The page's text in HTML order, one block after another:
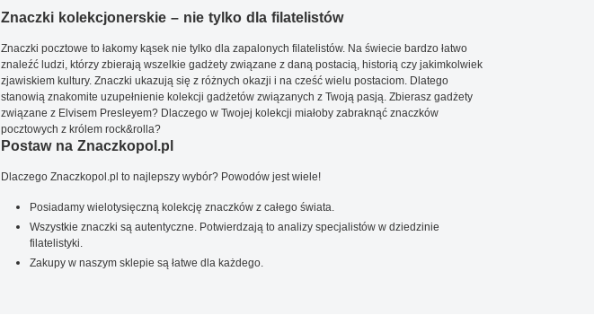
Znaczki kolekcjonerskie – nie tylko dla filatelistów
Znaczki pocztowe to łakomy kąsek nie tylko dla zapalonych filatelistów. Na świecie bardzo łatwo
znaleźć ludzi, którzy zbierają wszelkie gadżety związane z daną postacią, historią czy jakimkolwiek
zjawiskiem kultury. Znaczki ukazują się z różnych okazji i na cześć wielu postaciom. Dlatego
stanowią znakomite uzupełnienie kolekcji gadżetów związanych z Twoją pasją. Zbierasz gadżety
związane z Elvisem Presleyem? Dlaczego w Twojej kolekcji miałoby zabraknąć znaczków
pocztowych z królem rock&rolla?
Postaw na Znaczkopol.pl
Dlaczego Znaczkopol.pl to najlepszy wybór? Powodów jest wiele!
Posiadamy wielotysięczną kolekcję znaczków z całego świata.
Wszystkie znaczki są autentyczne. Potwierdzają to analizy specjalistów w dziedzinie
filatelistyki.
Zakupy w naszym sklepie są łatwe dla każdego.